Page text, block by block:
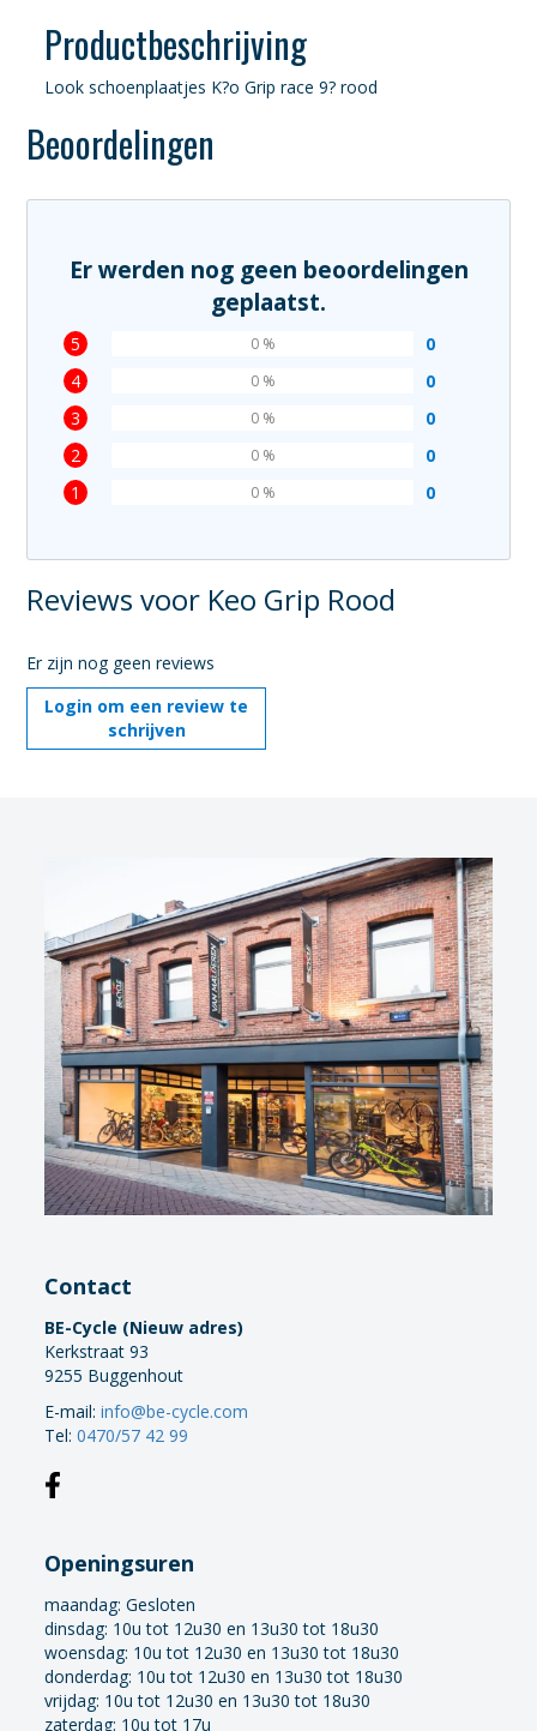
Productbeschrijving
Look schoenplaatjes K?o Grip race 9? rood
Beoordelingen
Er werden nog geen beoordelingen
geplaatst.
5 0
0 %
4 0
0 %
3 0
0 %
2 0
0 %
1 0
0 %
Reviews voor Keo Grip Rood
Er zijn nog geen reviews
Login om een review te
schrijven
Contact
BE-Cycle (Nieuw adres)
Kerkstraat 93
9255 Buggenhout
E-mail:info@be-cycle.com
Tel:0470/57 42 99
Openingsuren
maandag:Gesloten
dinsdag: 10u tot 12u30 en 13u30 tot 18u30
woensdag: 10u tot 12u30 en 13u30 tot 18u30
donderdag: 10u tot 12u30 en 13u30 tot 18u30
vrijdag: 10u tot 12u30 en 13u30 tot 18u30
zaterdag: 10u tot 17u